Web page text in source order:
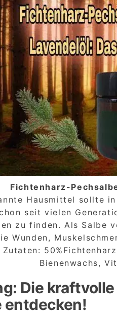
Fichtenharz-
Hausmittel sollte
seit vielen
zu finden. Als Salbe
Wunden,
Zutaten:
Bienenwachs,
Die
entdecken!